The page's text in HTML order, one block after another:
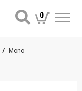
0
Mono